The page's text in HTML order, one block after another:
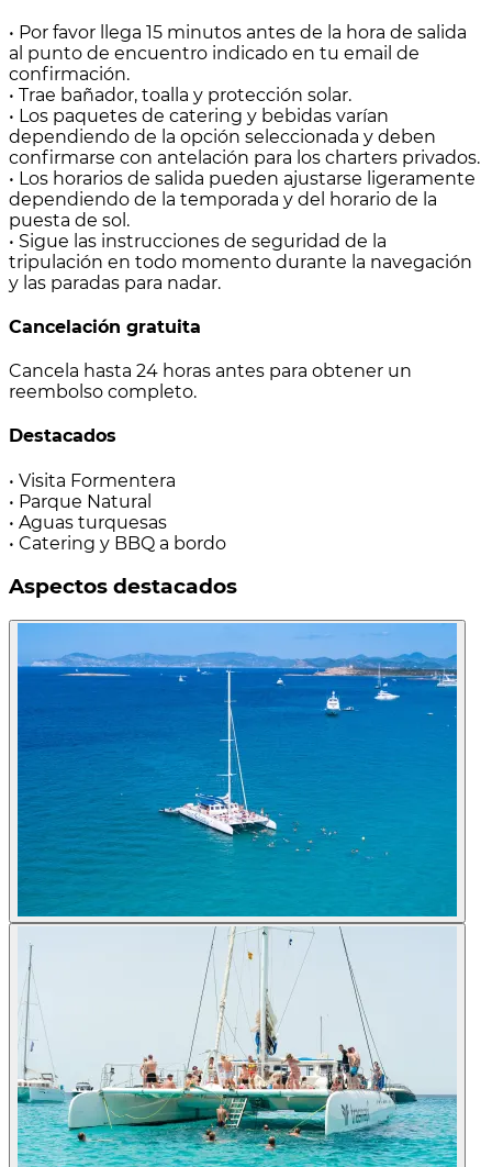
• Por favor llega 15 minutos antes de la hora de salida
al punto de encuentro indicado en tu email de
confirmación.
• Trae bañador, toalla y protección solar.
• Los paquetes de catering y bebidas varían
dependiendo de la opción seleccionada y deben
confirmarse con antelación para los charters privados.
• Los horarios de salida pueden ajustarse ligeramente
dependiendo de la temporada y del horario de la
puesta de sol.
• Sigue las instrucciones de seguridad de la
tripulación en todo momento durante la navegación
y las paradas para nadar.
Cancelación gratuita
Cancela hasta 24 horas antes para obtener un
reembolso completo.
Destacados
• Visita Formentera
• Parque Natural
• Aguas turquesas
• Catering y BBQ a bordo
Aspectos destacados